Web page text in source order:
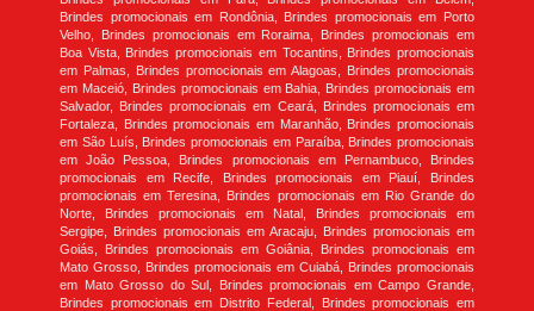
Brindes promocionais em Rondônia, Brindes promocionais em Porto
Velho, Brindes promocionais em Roraima, Brindes promocionais em
Boa Vista, Brindes promocionais em Tocantins, Brindes promocionais
em Palmas, Brindes promocionais em Alagoas, Brindes promocionais
em Maceió, Brindes promocionais em Bahia, Brindes promocionais em
Salvador, Brindes promocionais em Ceará, Brindes promocionais em
Fortaleza, Brindes promocionais em Maranhão, Brindes promocionais
em São Luís, Brindes promocionais em Paraíba, Brindes promocionais
em João Pessoa, Brindes promocionais em Pernambuco, Brindes
promocionais em Recife, Brindes promocionais em Piauí, Brindes
promocionais em Teresina, Brindes promocionais em Rio Grande do
Norte, Brindes promocionais em Natal, Brindes promocionais em
Sergipe, Brindes promocionais em Aracaju, Brindes promocionais em
Goiás, Brindes promocionais em Goiânia, Brindes promocionais em
Mato Grosso, Brindes promocionais em Cuiabá, Brindes promocionais
em Mato Grosso do Sul, Brindes promocionais em Campo Grande,
Brindes promocionais em Distrito Federal, Brindes promocionais em